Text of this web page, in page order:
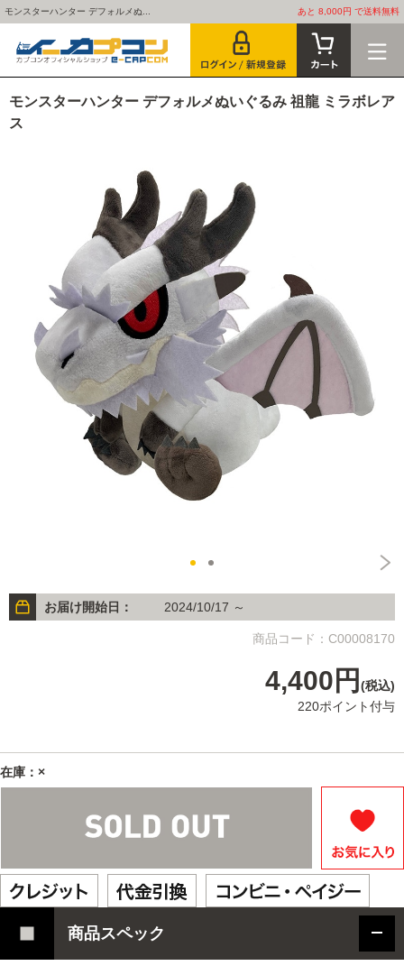
モンスターハンター デフォルメぬ... あと 8,000円 で送料無料
モンスターハンター デフォルメぬいぐるみ 祖龍 ミラボレア
ス
お届け開始日： 2024/10/17 ～
商品コード：C00008170
4,400円 (税込)
220ポイント付与
在庫：×
商品スペック